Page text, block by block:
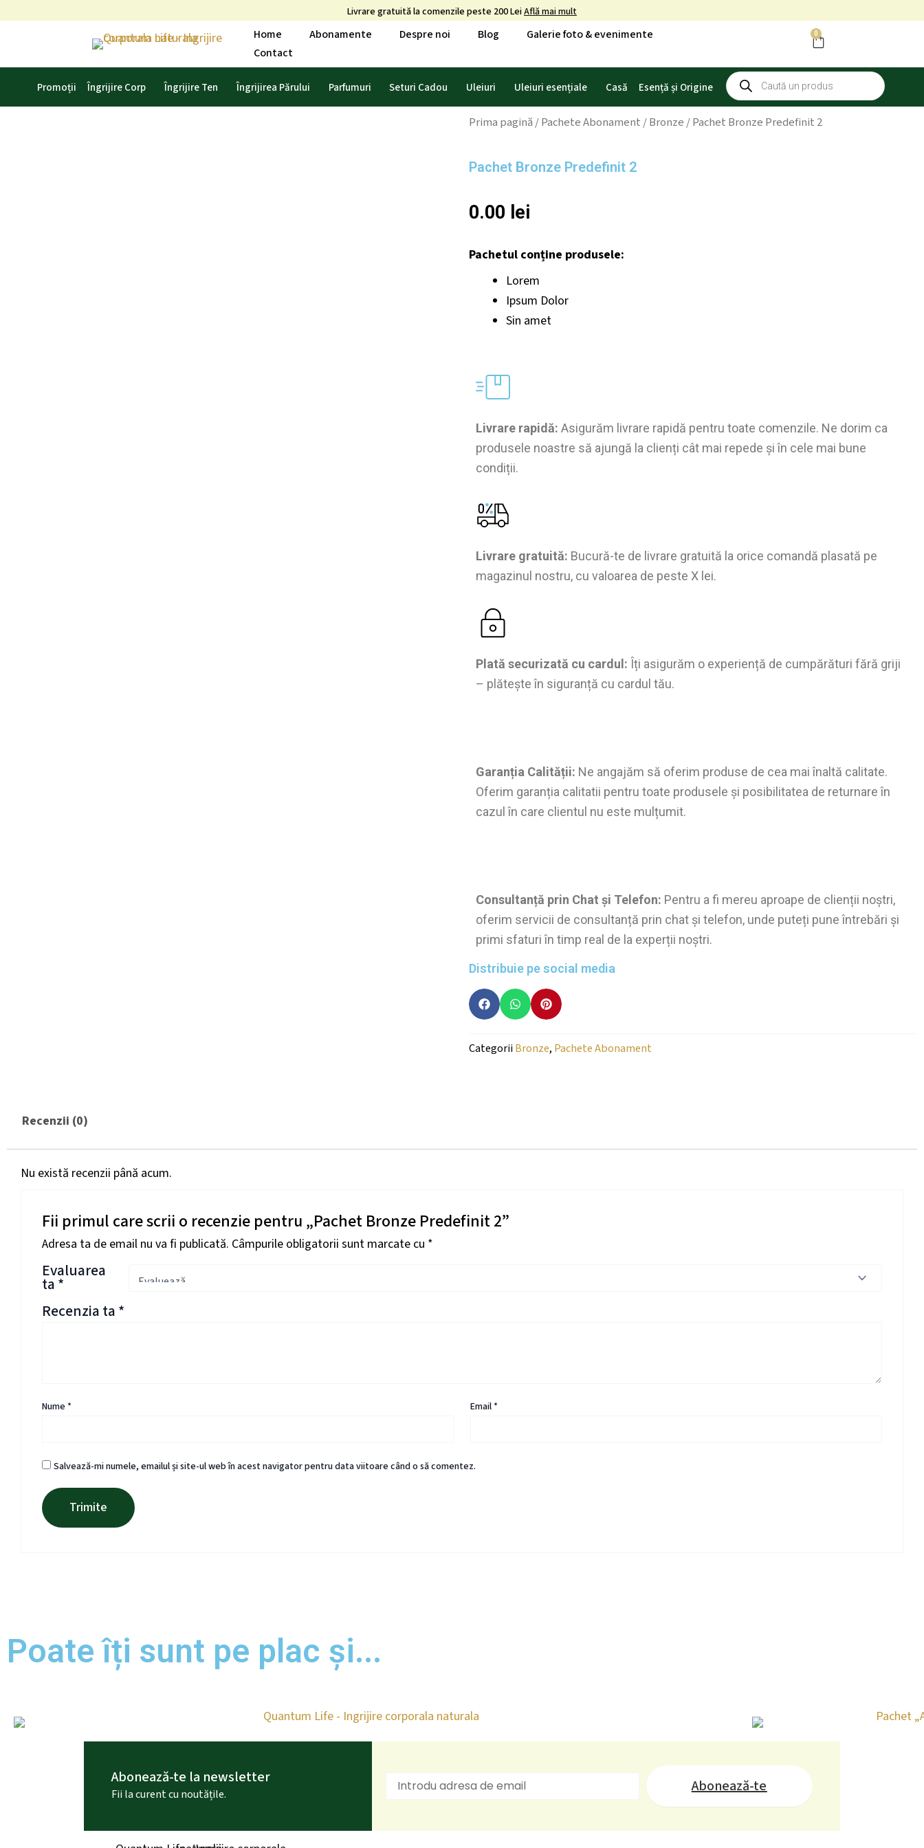
Livrare gratuită la comenzile peste 200 LeiAflă mai mult
Home Abonamente Despre noi Blog
Galerie foto & evenimente
Contact
0
Promoții Îngrijire Corp Îngrijire Ten Îngrijirea Părului Parfumuri Seturi Cadou Uleiuri Uleiuri esențiale Casă Esență și Origine
Products
search
Prima pagină/Pachete Abonament/Bronze/ Pachet Bronze Predefinit 2
Pachet Bronze Predefinit 2
0.00 lei
Pachetul conține produsele:
Lorem
Ipsum Dolor
Sin amet
Livrare rapidă: Asigurăm livrare rapidă pentru toate comenzile. Ne dorim ca
produsele noastre să ajungă la clienți cât mai repede și în cele mai bune
condiții.
Livrare gratuită: Bucură-te de livrare gratuită la orice comandă plasată pe
magazinul nostru, cu valoarea de peste X lei.
Plată securizată cu cardul: Îți asigurăm o experiență de cumpărături fără griji
– plătește în siguranță cu cardul tău.
Garanția Calității: Ne angajăm să oferim produse de cea mai înaltă calitate.
Oferim garanția calitatii pentru toate produsele și posibilitatea de returnare în
cazul în care clientul nu este mulțumit.
Consultanță prin Chat și Telefon: Pentru a fi mereu aproape de clienții noștri,
oferim servicii de consultanță prin chat și telefon, unde puteți pune întrebări și
primi sfaturi în timp real de la experții noștri.
Distribuie pe social media
CategoriiBronze, Pachete Abonament
Recenzii (0)
Nu există recenzii până acum.
Fii primul care scrii o recenzie pentru „Pachet Bronze Predefinit 2”
Adresa ta de email nu va fi publicată. Câmpurile obligatorii sunt marcate cu *
Evaluarea
ta*
Recenzia ta*
Nume* Email*
Salvează-mi numele, emailul și site-ul web în acest navigator pentru data viitoare când o să comentez.
Poate îți sunt pe plac și...
Abonează-te la newsletter
Fii la curent cu noutățile. Abonează-te